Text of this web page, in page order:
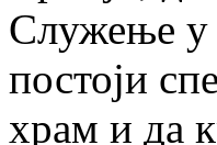
Служење у
постоји
храм и да